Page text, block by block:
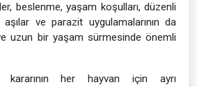
beslenme, yaşam koşulları, düzenli
ve parazit uygulamalarının da
ve uzun bir yaşam sürmesinde önemli
kararının her hayvan için ayrı